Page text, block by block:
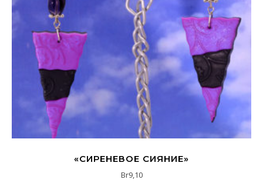
«СИРЕНЕВОЕ СИЯНИЕ»
Br9,10